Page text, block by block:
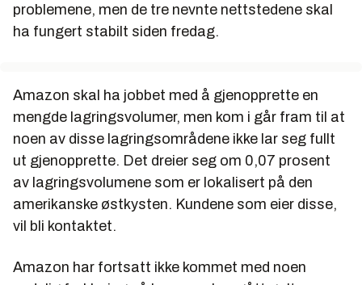
problemene, men de tre nevnte nettstedene skal
ha fungert stabilt siden fredag.
Amazon skal ha jobbet med å gjenopprette en
mengde lagringsvolumer, men kom i går fram til at
noen av disse lagringsområdene ikke lar seg fullt
ut gjenopprette. Det dreier seg om 0,07 prosent
av lagringsvolumene som er lokalisert på den
amerikanske østkysten. Kundene som eier disse,
vil bli kontaktet.
Amazon har fortsatt ikke kommet med noen